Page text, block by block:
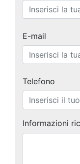
E-mail
Telefono
Informazioni